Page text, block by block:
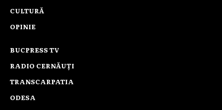
CULTURĂ
OPINIE
BUCPRESS TV
RADIO CERNĂUȚI
TRANSCARPATIA
ODESA